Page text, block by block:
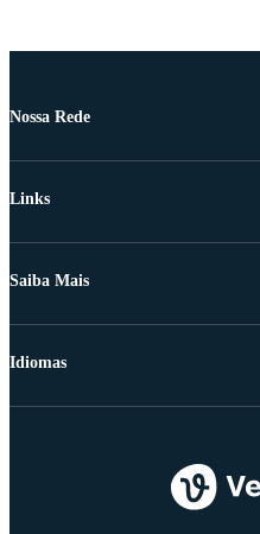
Nossa Rede
Links
Saiba Mais
Idiomas